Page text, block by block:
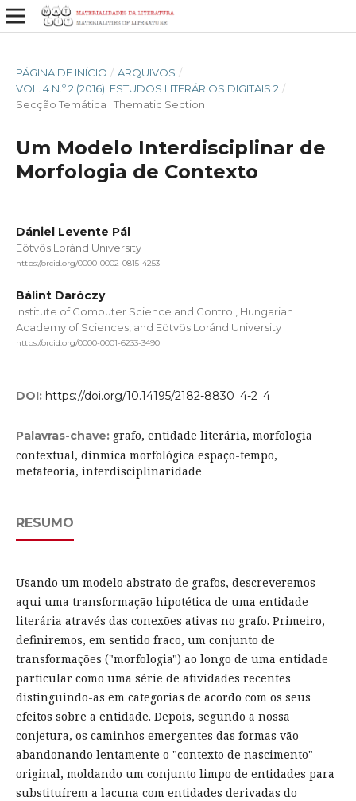
PÁGINA DE INÍCIO / ARQUIVOS /
VOL. 4 N.º 2 (2016): ESTUDOS LITERÁRIOS DIGITAIS 2 /
Secção Temática | Thematic Section
Um Modelo Interdisciplinar de
Morfologia de Contexto
Dániel Levente Pál
Eötvös Loránd University
https://orcid.org/0000-0002-0815-4253
Bálint Daróczy
Institute of Computer Science and Control, Hungarian
Academy of Sciences, and Eötvös Loránd University
https://orcid.org/0000-0001-6233-3490
DOI: https://doi.org/10.14195/2182-8830_4-2_4
Palavras-chave: grafo, entidade literária, morfologia
contextual, dinmica morfológica espaço-tempo,
metateoria, interdisciplinaridade
RESUMO
Usando um modelo abstrato de grafos, descreveremos
aqui uma transformação hipotética de uma entidade
literária através das conexões ativas no grafo. Primeiro,
definiremos, em sentido fraco, um conjunto de
transformações ("morfologia") ao longo de uma entidade
particular como uma série de atividades recentes
distinguindo-as em categorias de acordo com os seus
efeitos sobre a entidade. Depois, segundo a nossa
conjetura, os caminhos emergentes das formas vão
abandonando lentamente o "contexto de nascimento"
original, moldando um conjunto limpo de entidades para
substituírem a lacuna com entidades derivadas do